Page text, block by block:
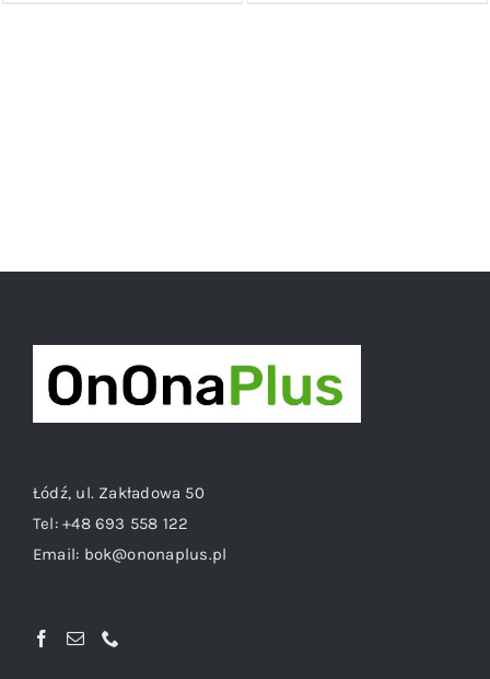
Łódź, ul. Zakładowa 50
Tel:+48 693 558 122
Email: bok@ononaplus.pl